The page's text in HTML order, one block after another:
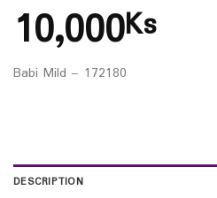
10,000Ks
Babi Mild – 172180
DESCRIPTION